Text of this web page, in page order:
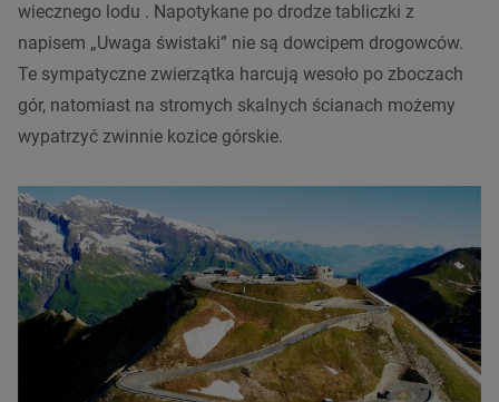
wiecznego lodu . Napotykane po drodze tabliczki z
napisem „Uwaga świstaki” nie są dowcipem drogowców.
Te sympatyczne zwierzątka harcują wesoło po zboczach
gór, natomiast na stromych skalnych ścianach możemy
wypatrzyć zwinnie kozice górskie.